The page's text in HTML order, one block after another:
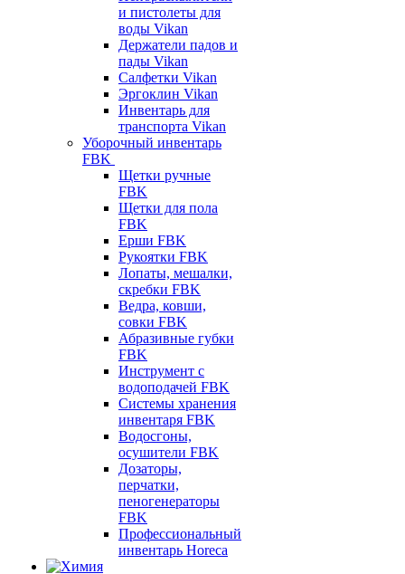
и пистолеты для
воды Vikan
Держатели падов и
пады Vikan
Салфетки Vikan
Эргоклин Vikan
Инвентарь для
транспорта Vikan
Уборочный инвентарь
FBK
Щетки ручные
FBK
Щетки для пола
FBK
Ерши FBK
Рукоятки FBK
Лопаты, мешалки,
скребки FBK
Ведра, ковши,
совки FBK
Абразивные губки
FBK
Инструмент с
водоподачей FBK
Системы хранения
инвентаря FBK
Водосгоны,
осушители FBK
Дозаторы,
перчатки,
пеногенераторы
FBK
Профессиональный
инвентарь Horeca